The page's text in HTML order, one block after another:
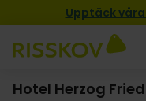
Upptäck
Hotel Herzog